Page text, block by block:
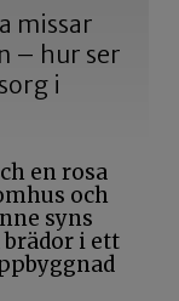
missar
– hur ser
i